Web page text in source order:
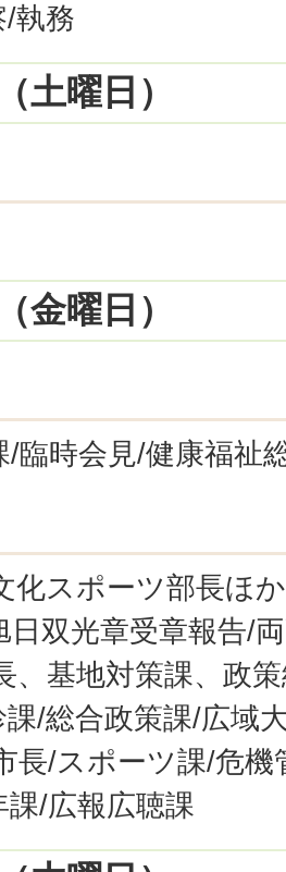
執務
土曜日）
金曜日）
臨時会見/健康福祉
化スポーツ部長ほ
双光章受章報告/
、基地対策課、政
/総合政策課/広域
長/スポーツ課/危機
課/広報広聴課